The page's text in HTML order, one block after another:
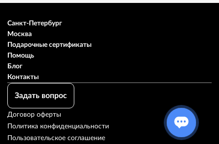
Санкт-Петербург
Москва
Подарочные сертификаты
Помощь
Блог
Контакты
Задать вопрос
Договор оферты
Политика конфиденциальности
Пользовательское соглашение